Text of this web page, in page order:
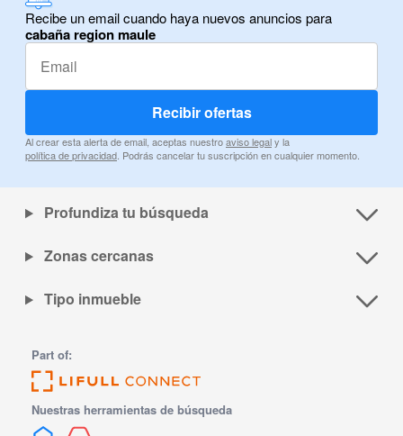
Recibe un email cuando haya nuevos anuncios para
cabaña region maule
Recibir ofertas
Al crear esta alerta de email, aceptas nuestroaviso legaly la
política de privacidad. Podrás cancelar tu suscripción en cualquier momento.
Profundiza tu búsqueda
Zonas cercanas
Tipo inmueble
Part of:
Nuestras herramientas de búsqueda